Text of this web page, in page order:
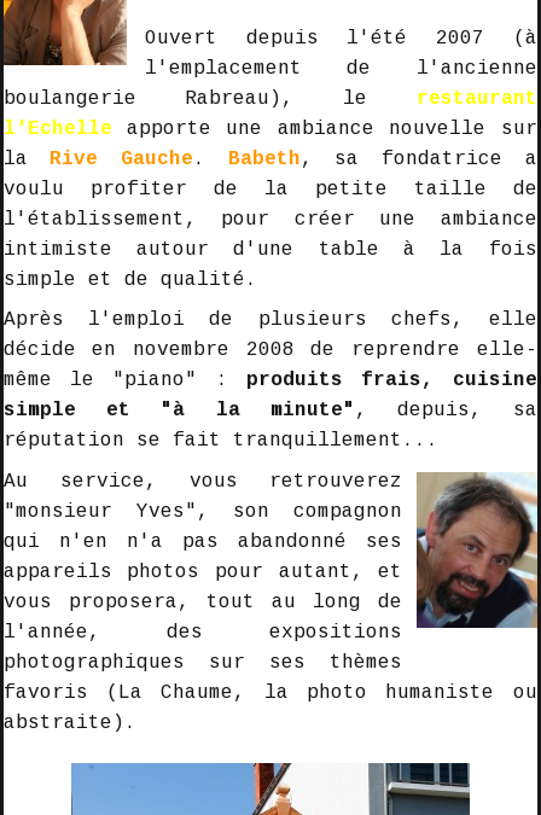
Ouvert depuis l'été 2007 (à
l'emplacement de l'ancienne
boulangerie Rabreau), le restaurant
l'Echelle apporte une ambiance nouvelle sur
la
Rive Gauche . Babeth, sa fondatrice a
voulu profiter de la petite taille de
l'établissement, pour créer une ambiance
intimiste autour d'une table à la fois
simple et de qualité.
Après l'emploi de plusieurs chefs, elle
décide en novembre 2008 de reprendre elle-
même le "piano" : produits frais, cuisine
simple et "à la minute" , depuis, sa
réputation se fait tranquillement...
Au service, vous retrouverez
"monsieur Yves", son compagnon
qui n'en n'a pas abandonné ses
appareils photos pour autant, et
vous proposera, tout au long de
l'année, des expositions
photographiques sur ses thèmes
favoris (La Chaume, la photo humaniste ou
abstraite).